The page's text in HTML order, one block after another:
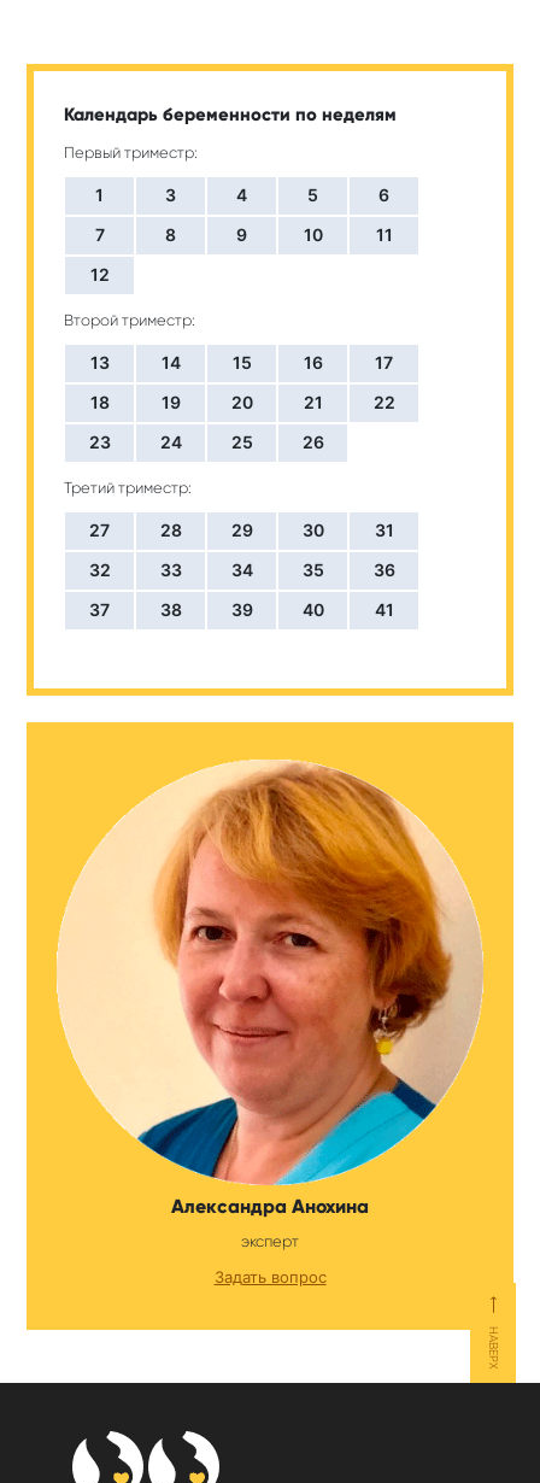
Календарь беременности по неделям
Первый триместр:
1 3 4 5
6
7
8 9 10
11
12
Второй триместр:
13 14 15 16
17
18
19 20 21
22
23
24 25 26
Третий триместр:
27 28 29 30
31
32
33 34 35
36
37
38 39 40 41
Александра Анохина
эксперт
Задать вопрос
⟵
НАВЕРХ